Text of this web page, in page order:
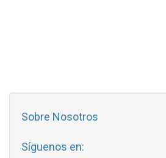
Sobre Nosotros
Síguenos en: